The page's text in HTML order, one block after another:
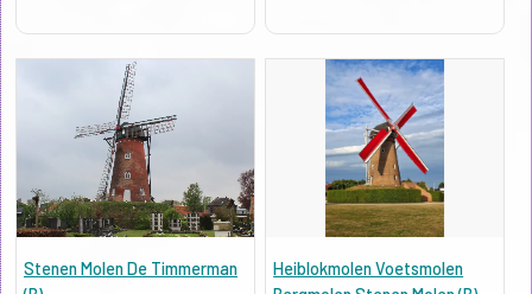
Stenen Molen De Timmerman
Heiblokmolen Voetsmolen